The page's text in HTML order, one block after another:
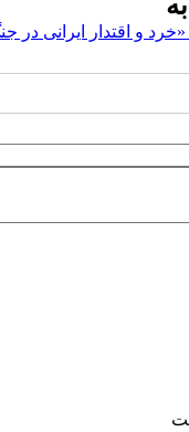
و اقتدار ایرانی